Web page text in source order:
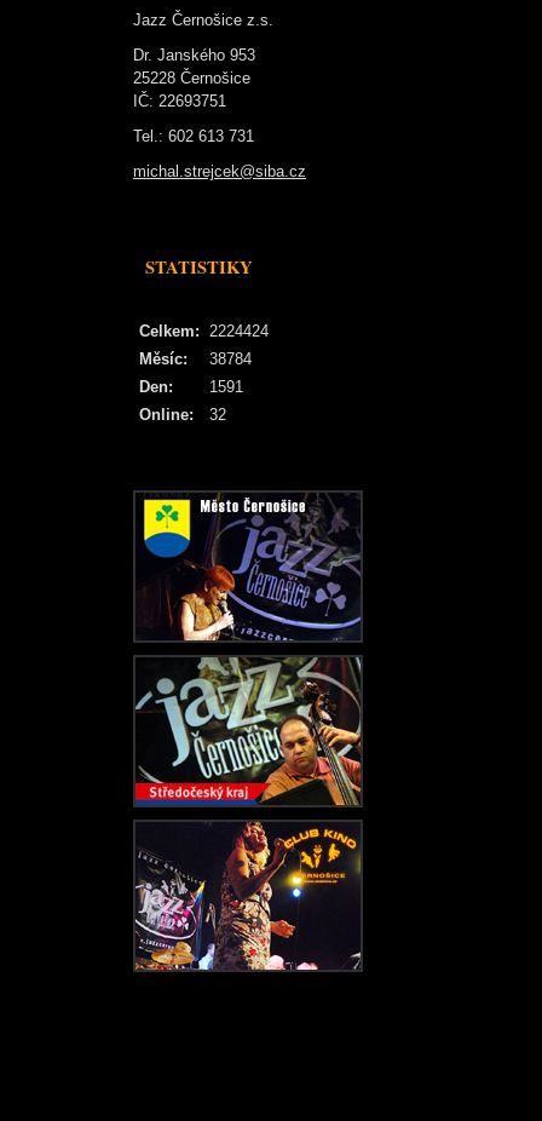
Jazz Černošice z.s.
Dr. Janského 953
25228 Černošice
IČ: 22693751
Tel.: 602 613 731
michal.strejcek@siba.cz
STATISTIKY
Online: 32
Celkem: 2224424
Měsíc:
38784
Den:
1591